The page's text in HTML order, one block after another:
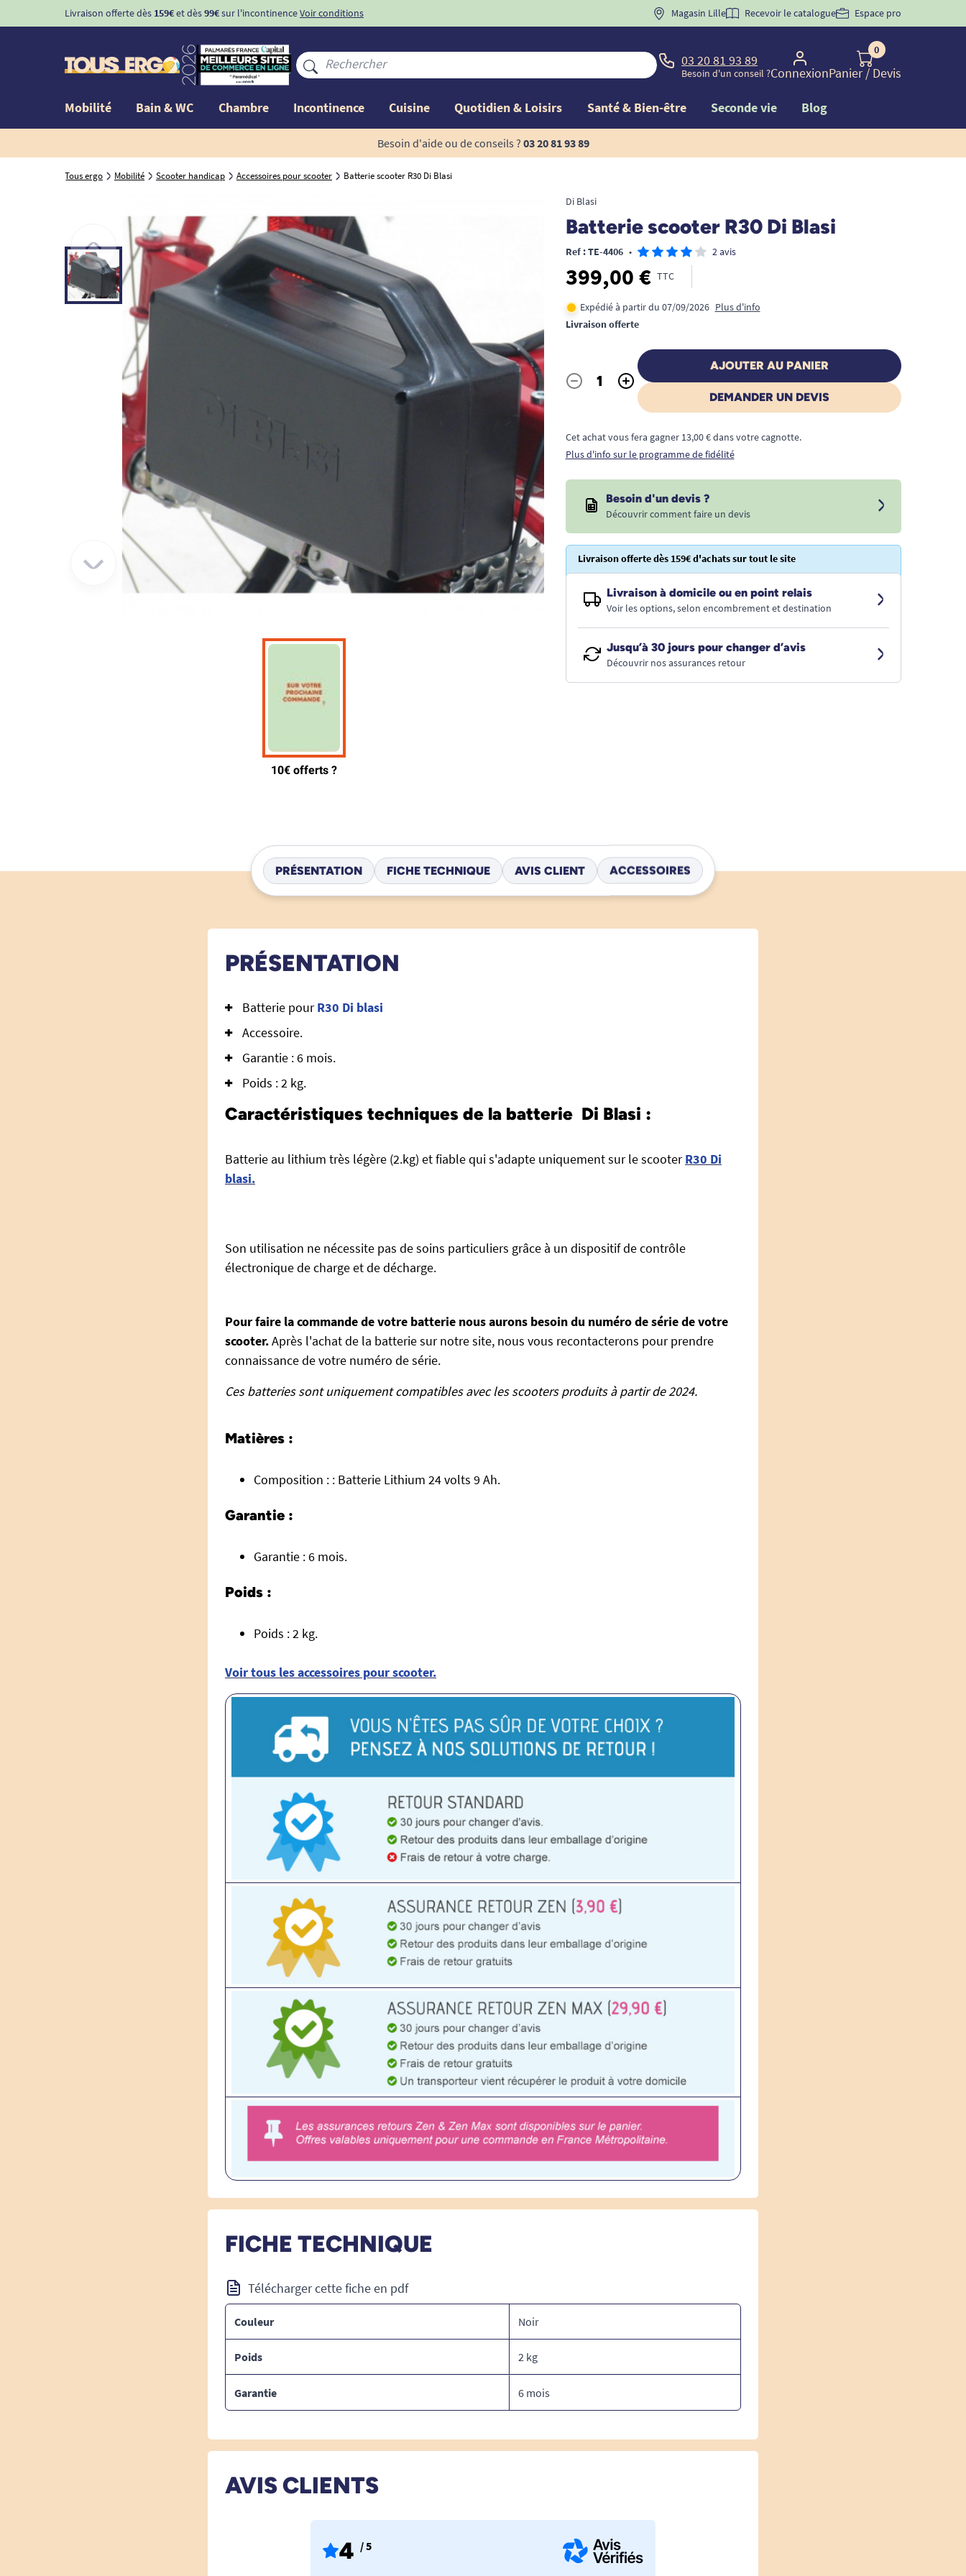
Livraison offerte dès 159€et dès99€sur l'incontinenceVoir conditions BIENVENUE" pourla 1ère commande d'incontinence
Magasin Lille Recevoir le catalogue Espace pro
03 20 81 93 89
Besoin d'un conseil ?Connexion
0
Panier/ Devis
Mobilité Bain & WC Chambre Incontinence Cuisine Quotidien & Loisirs Santé & Bien-être Seconde vie Blog
Besoin d'aide ou de conseils ? 03 20 81 93 89
Tous ergo Mobilité Scooter handicap Accessoires pour scooter Batterie scooter R30 Di Blasi
Di Blasi
Batterie scooter R30 Di Blasi
Ref : TE-4406 • 2 avis
399,00 € TTC
Expédié à partir du 07/09/2026 Plus d'info
Livraison offerte
Quantité
- +
AJOUTER AU PANIER
DEMANDER UN DEVIS
Cet achat vous fera gagner 13,00 € dans votre cagnotte.
Plus d'info sur le programme de fidélité
Besoin d'un devis ?
Découvrir comment faire un devis
Livraison offerte dès 159€ d'achats sur tout le site
Livraison à domicile ou en point relais
Voir les options, selon encombrement et destination
Jusqu’à 30 jours pour changer d’avis
Découvrir nos assurances retour
PRÉSENTATION FICHE TECHNIQUE AVIS CLIENT ACCESSOIRES
PRÉSENTATION
Batterie pourR30 Di blasi
Accessoire.
Garantie : 6 mois.
Poids : 2 kg.
Caractéristiques techniques de la batterie Di Blasi :
Batterie au lithium très légère (2.kg) et fiable qui s'adapte uniquement sur le scooterR30 Di
blasi.
Son utilisation ne nécessite pas de soins particuliers grâce à un dispositif de contrôle
électronique de charge et de décharge.
Pour faire la commande de votre batterie nous aurons besoin du numéro de série de votre
scooter.Après l'achat de la batterie sur notre site, nous vous recontacterons pour prendre
connaissance de votre numéro de série.
Ces batteries sont uniquement compatibles avec les scooters produits à partir de 2024.
Matières :
Composition : : Batterie Lithium 24 volts 9 Ah.
Garantie :
Garantie : 6 mois.
Poids :
Poids : 2 kg.
Voir tous les accessoires pour scooter.
FICHE TECHNIQUE
Télécharger cette fiche en pdf
Couleur Noir
Poids 2 kg
Garantie 6 mois
AVIS CLIENTS
4 / 5